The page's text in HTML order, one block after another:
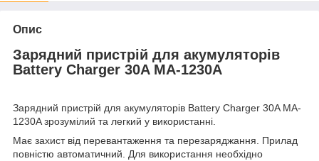
Опис
Зарядний пристрій для акумуляторів
Battery Charger 30A MA-1230A
Зарядний пристрій для акумуляторів Battery Charger 30A MA-
1230A зрозумілий та легкий у використанні.
Має захист від перевантаження та перезаряджання. Прилад
повністю автоматичний. Для використання необхідно